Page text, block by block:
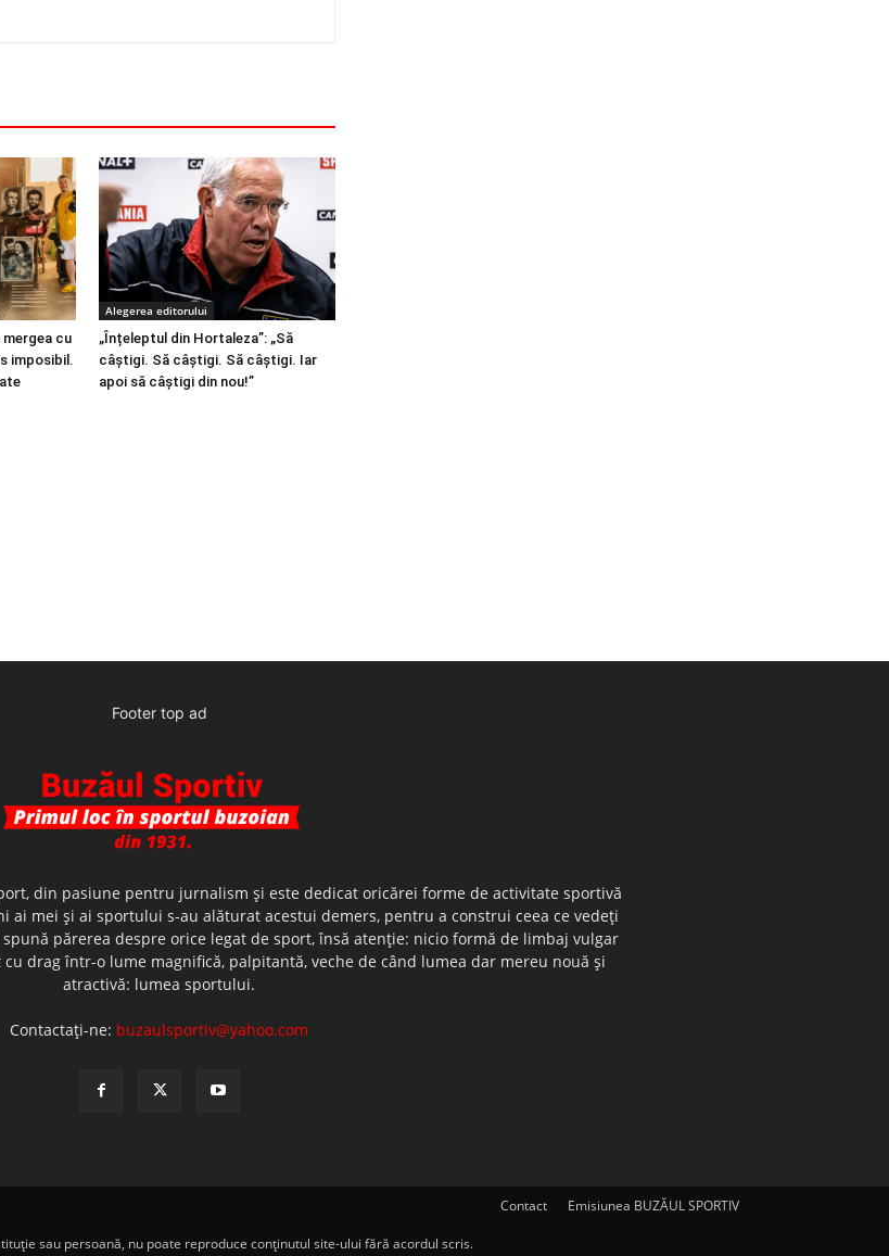
mergea cu
imposibil.
Alegerea editorului
„Înțeleptul din Hortaleza”: „Să
câștigi. Să câștigi. Să câștigi. Iar
apoi să câștigi din nou!”
Footer top ad
din pasiune pentru jurnalism şi este dedicat oricărei forme de activitate sportivă
ai mei şi ai sportului s-au alăturat acestui demers, pentru a construi ceea ce vedeţi
părerea despre orice legat de sport, însă atenţie: nicio formă de limbaj vulgar
drag într-o lume magnifică, palpitantă, veche de când lumea dar mereu nouă şi
atractivă: lumea sportului.
Contactați-ne: buzaulsportiv@yahoo.com
Contact Emisiunea BUZĂUL SPORTIV
sau persoană, nu poate reproduce conţinutul site-ului fără acordul scris.